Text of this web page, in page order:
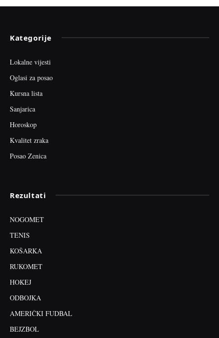
Kategorije
Lokalne vijesti
Oglasi za posao
Kursna lista
Sanjarica
Horoskop
Kvalitet zraka
Posao Zenica
Rezultati
NOGOMET
TENIS
KOŠARKA
RUKOMET
HOKEJ
ODBOJKA
AMERIČKI FUDBAL
BEJZBOL